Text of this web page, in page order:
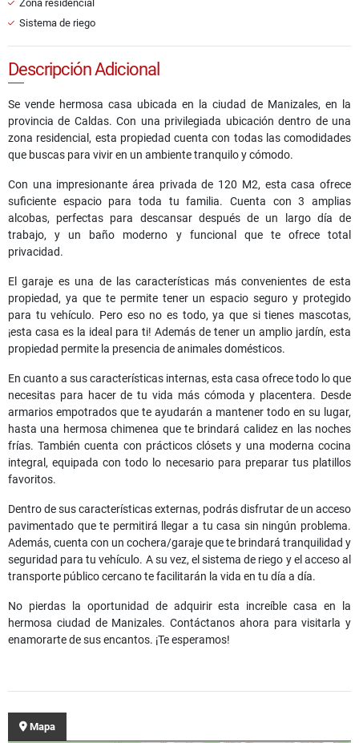
Zona residencial
Sistema de riego
Descripción Adicional
Se vende hermosa casa ubicada en la ciudad de Manizales, en la
provincia de Caldas. Con una privilegiada ubicación dentro de una
zona residencial, esta propiedad cuenta con todas las comodidades
que buscas para vivir en un ambiente tranquilo y cómodo.
Con una impresionante área privada de 120 M2, esta casa ofrece
suficiente espacio para toda tu familia. Cuenta con 3 amplias
alcobas, perfectas para descansar después de un largo día de
trabajo, y un baño moderno y funcional que te ofrece total
privacidad.
El garaje es una de las características más convenientes de esta
propiedad, ya que te permite tener un espacio seguro y protegido
para tu vehículo. Pero eso no es todo, ya que si tienes mascotas,
¡esta casa es la ideal para ti! Además de tener un amplio jardín, esta
propiedad permite la presencia de animales domésticos.
En cuanto a sus características internas, esta casa ofrece todo lo que
necesitas para hacer de tu vida más cómoda y placentera. Desde
armarios empotrados que te ayudarán a mantener todo en su lugar,
hasta una hermosa chimenea que te brindará calidez en las noches
frías. También cuenta con prácticos clósets y una moderna cocina
integral, equipada con todo lo necesario para preparar tus platillos
favoritos.
Dentro de sus características externas, podrás disfrutar de un acceso
pavimentado que te permitirá llegar a tu casa sin ningún problema.
Además, cuenta con un cochera/garaje que te brindará tranquilidad y
seguridad para tu vehículo. A su vez, el sistema de riego y el acceso al
transporte público cercano te facilitarán la vida en tu día a día.
No pierdas la oportunidad de adquirir esta increíble casa en la
hermosa ciudad de Manizales. Contáctanos ahora para visitarla y
enamorarte de sus encantos. ¡Te esperamos!
Mapa